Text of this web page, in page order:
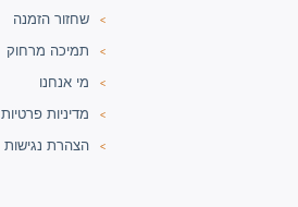
שחזור הזמנה <
תמיכה מרחוק <
מי אנחנו <
מדיניות פרטיות <
הצהרת נגישות <